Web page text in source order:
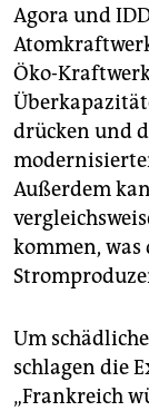
Agora und
Öko-
drücken und
Außerdem
kommen, was
Um
schlagen die
„Frankreich